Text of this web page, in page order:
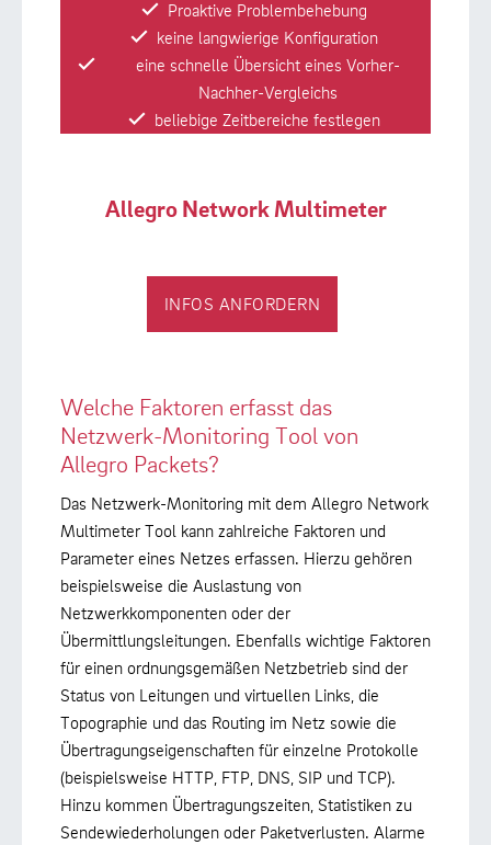
Proaktive Problembehebung
keine langwierige Konfiguration
eine schnelle Übersicht eines Vorher-
Nachher-Vergleichs
beliebige Zeitbereiche festlegen
Allegro Network Multimeter
INFOS ANFORDERN
Welche Faktoren erfasst das
Netzwerk-Monitoring Tool von
Allegro Packets?
Das Netzwerk-Monitoring mit dem Allegro Network
Multimeter Tool kann zahlreiche Faktoren und
Parameter eines Netzes erfassen. Hierzu gehören
beispielsweise die Auslastung von
Netzwerkkomponenten oder der
Übermittlungsleitungen. Ebenfalls wichtige Faktoren
für einen ordnungsgemäßen Netzbetrieb sind der
Status von Leitungen und virtuellen Links, die
Topographie und das Routing im Netz sowie die
Übertragungseigenschaften für einzelne Protokolle
(beispielsweise HTTP, FTP, DNS, SIP und TCP).
Hinzu kommen Übertragungszeiten, Statistiken zu
Sendewiederholungen oder Paketverlusten. Alarme